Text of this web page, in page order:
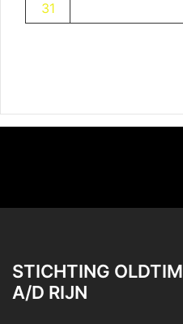
31
STICHTING
A/D RIJN